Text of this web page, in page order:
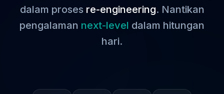
dalam proses re-engineering. Nantikan
pengalaman next-level dalam hitungan
hari.